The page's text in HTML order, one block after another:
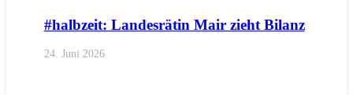
#halbzeit: Landesrätin Mair zieht Bilanz
24. Juni 2026